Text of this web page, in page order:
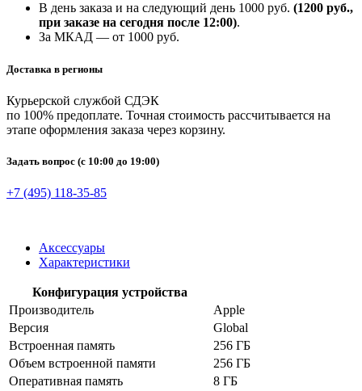
В день заказа и на следующий день 1000 руб. (1200 руб.,
при заказе на сегодня после 12:00).
За МКАД — от 1000 руб.
Доставка в регионы
Курьерской службой СДЭК
по 100% предоплате. Точная стоимость рассчитывается на
этапе оформления заказа через корзину.
Задать вопрос (с 10:00 до 19:00)
+7 (495) 118-35-85
Аксессуары
Характеристики
Конфигурация устройства
Производитель
Apple
Версия
Global
Встроенная память
256 ГБ
Объем встроенной памяти
256 ГБ
Оперативная память
8 ГБ